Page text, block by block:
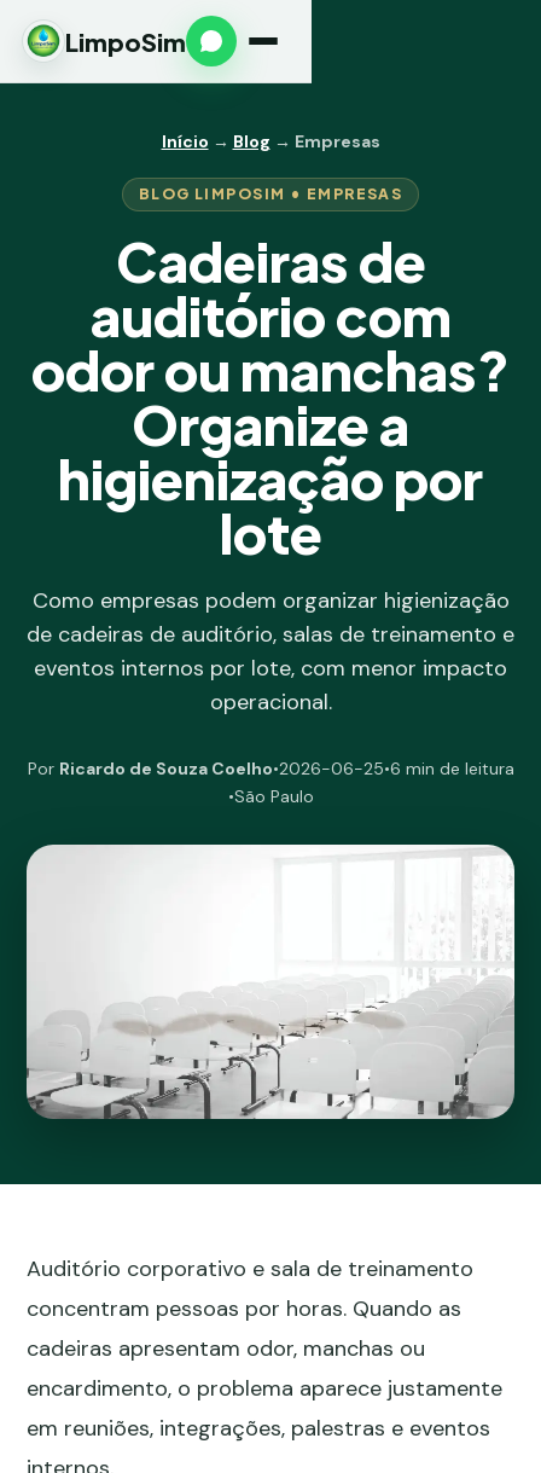
LimpoSim
Início → Blog → Empresas
BLOG LIMPOSIM • EMPRESAS
Cadeiras de
auditório com
odor ou manchas?
Organize a
higienização por
lote
Como empresas podem organizar higienização
de cadeiras de auditório, salas de treinamento e
eventos internos por lote, com menor impacto
operacional.
Por Ricardo de Souza Coelho•2026-06-25•6 min de leitura
•São Paulo
Auditório corporativo e sala de treinamento
concentram pessoas por horas. Quando as
cadeiras apresentam odor, manchas ou
encardimento, o problema aparece justamente
em reuniões, integrações, palestras e eventos